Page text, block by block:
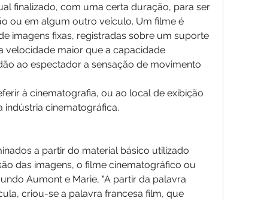
finalizado, com uma certa duração, para ser
ou em algum outro veículo. Um filme é
imagens fixas, registradas sobre um suporte
velocidade maior que a capacidade
ao espectador a sensação de movimento
à cinematografia, ou ao local de exibição
cinematográfica.
a partir do material básico utilizado
das imagens, o filme cinematográfico ou
Aumont e Marie, "A partir da palavra
criou-se a palavra francesa film, que